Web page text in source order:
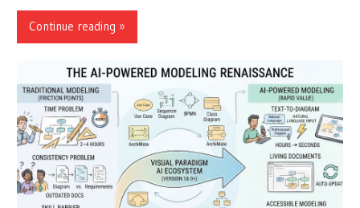
Continue reading